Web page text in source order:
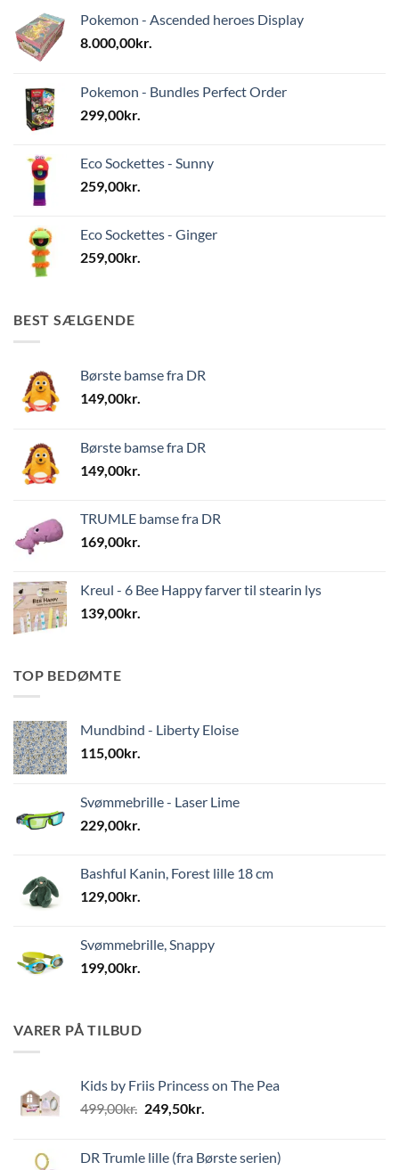
Pokemon - Ascended heroes Display
8.000,00kr.
Pokemon - Bundles Perfect Order
299,00kr.
Eco Sockettes - Sunny
259,00kr.
Eco Sockettes - Ginger
259,00kr.
BEST SÆLGENDE
Børste bamse fra DR
149,00kr.
Børste bamse fra DR
149,00kr.
TRUMLE bamse fra DR
169,00kr.
Kreul - 6 Bee Happy farver til stearin lys
139,00kr.
TOP BEDØMTE
Mundbind - Liberty Eloise
115,00kr.
Svømmebrille - Laser Lime
229,00kr.
Bashful Kanin, Forest lille 18 cm
129,00kr.
Svømmebrille, Snappy
199,00kr.
VARER PÅ TILBUD
Kids by Friis Princess on The Pea
499,00kr. Den
var:
249,50kr.
er:
DR Trumle lille (fra Børste serien)